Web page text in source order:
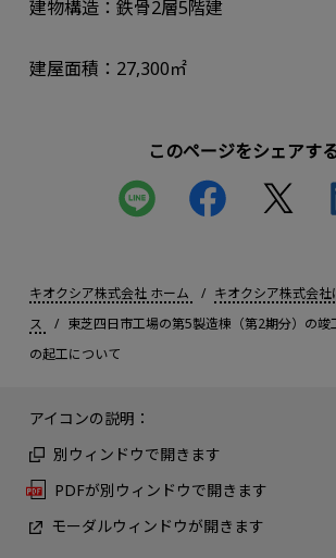
建物構造：鉄骨2層5階建
建屋面積：27,300㎡
このページをシェアす
キオクシア株式会社 ホーム キオクシア株式会社
ス
東芝四日市工場の第5製造棟（第2期分）の竣
の起工について
アイコンの説明：
別ウィンドウで開きます
PDFが別ウィンドウで開きます
モーダルウィンドウが開きます